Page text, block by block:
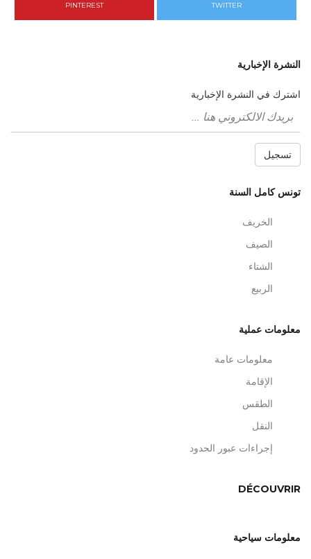
TWITTER
PINTEREST
النشرة الإخبارية
اشترك في النشرة الإخبارية
تسجيل
تونس كامل السنة
الخريف
الصيف
الشتاء
الربيع
معلومات عملية
معلومات عامة
الإقامة
الطقس
النقل
إجراءات عبور الحدود
DÉCOUVRIR
معلومات سياحية